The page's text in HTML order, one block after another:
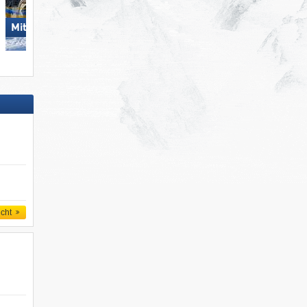
Mitterdorf – Almberg Hörnerbahn – Bolsterlang